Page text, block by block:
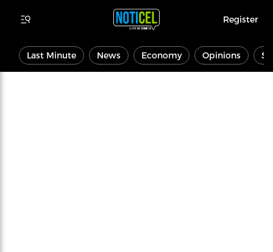
Register
Last Minute News Economy Opinions